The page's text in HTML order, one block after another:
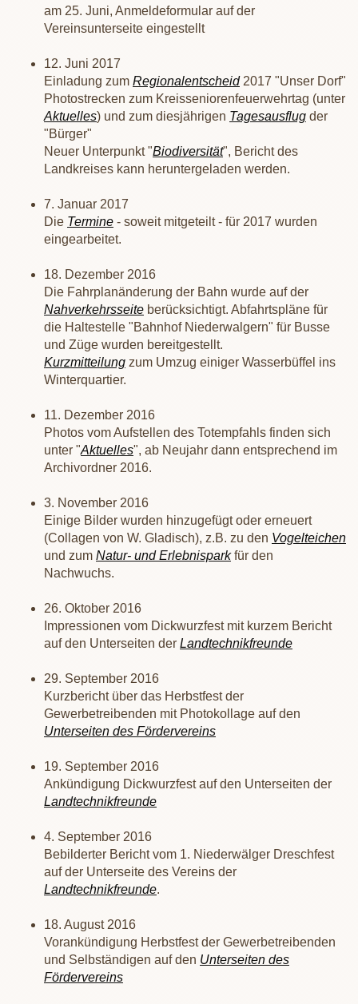
am 25. Juni, Anmeldeformular auf der
Vereinsunterseite eingestellt
12. Juni 2017
Einladung zum Regionalentscheid2017 "Unser Dorf"
Photostrecken zum Kreisseniorenfeuerwehrtag (unter
Aktuelles) und zum diesjährigen Tagesausflug der
"Bürger"
Neuer Unterpunkt "Biodiversität", Bericht des
Landkreises kann heruntergeladen werden.
7. Januar 2017
Die Termine - soweit mitgeteilt - für 2017 wurden
eingearbeitet.
18. Dezember 2016
Die Fahrplanänderung der Bahn wurde auf der
Nahverkehrsseite berücksichtigt. Abfahrtspläne für
die Haltestelle "Bahnhof Niederwalgern" für Busse
und Züge wurden bereitgestellt.
Kurzmitteilung zum Umzug einiger Wasserbüffel ins
Winterquartier.
11. Dezember 2016
Photos vom Aufstellen des Totempfahls finden sich
unter "Aktuelles", ab Neujahr dann entsprechend im
Archivordner 2016.
3. November 2016
Einige Bilder wurden hinzugefügt oder erneuert
(Collagen von W. Gladisch), z.B. zu den Vogelteichen
und zum Natur- und Erlebnisparkfür den
Nachwuchs.
26. Oktober 2016
Impressionen vom Dickwurzfest mit kurzem Bericht
auf den Unterseiten der Landtechnikfreunde
29. September 2016
Kurzbericht über das Herbstfest der
Gewerbetreibenden mit Photokollage auf den
Unterseiten des Fördervereins
19. September 2016
Ankündigung Dickwurzfest auf den Unterseiten der
Landtechnikfreunde
4. September 2016
Bebilderter Bericht vom 1. Niederwälger Dreschfest
auf der Unterseite des Vereins der
Landtechnikfreunde.
18. August 2016
Vorankündigung Herbstfest der Gewerbetreibenden
und Selbständigen auf den Unterseiten des
Fördervereins